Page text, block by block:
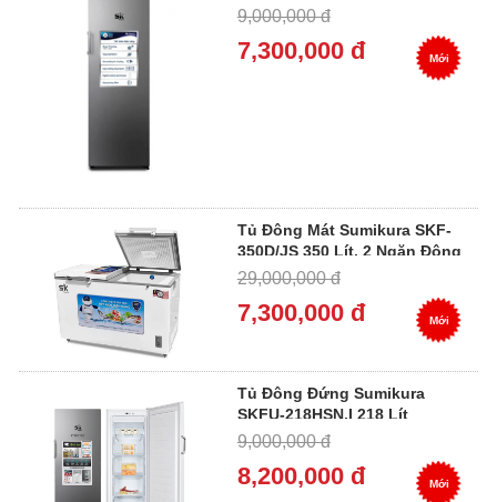
Đóng Tuyết
9,000,000 đ
7,300,000 đ Mới
Tủ Đông Mát Sumikura SKF-
350D/JS 350 Lít, 2 Ngăn Đông
Mát
29,000,000 đ
7,300,000 đ Mới
Tủ Đông Đứng Sumikura
SKFU-218HSN.I 218 Lít
Inverter, Không Đóng Tuyết
9,000,000 đ
8,200,000 đ Mới